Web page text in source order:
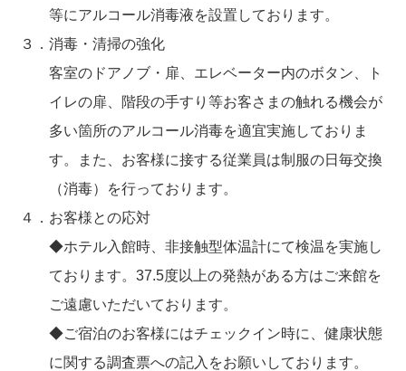
等にアルコール消毒液を設置しております。
３．消毒・清掃の強化
客室のドアノブ・扉、エレベーター内のボタン、ト
イレの扉、階段の手すり等お客さまの触れる機会が
多い箇所のアルコール消毒を適宜実施しておりま
す。また、お客様に接する従業員は制服の日毎交換
（消毒）を行っております。
４．お客様との応対
◆ホテル入館時、非接触型体温計にて検温を実施し
ております。37.5度以上の発熱がある方はご来館を
ご遠慮いただいております。
◆ご宿泊のお客様にはチェックイン時に、健康状態
に関する調査票への記入をお願いしております。